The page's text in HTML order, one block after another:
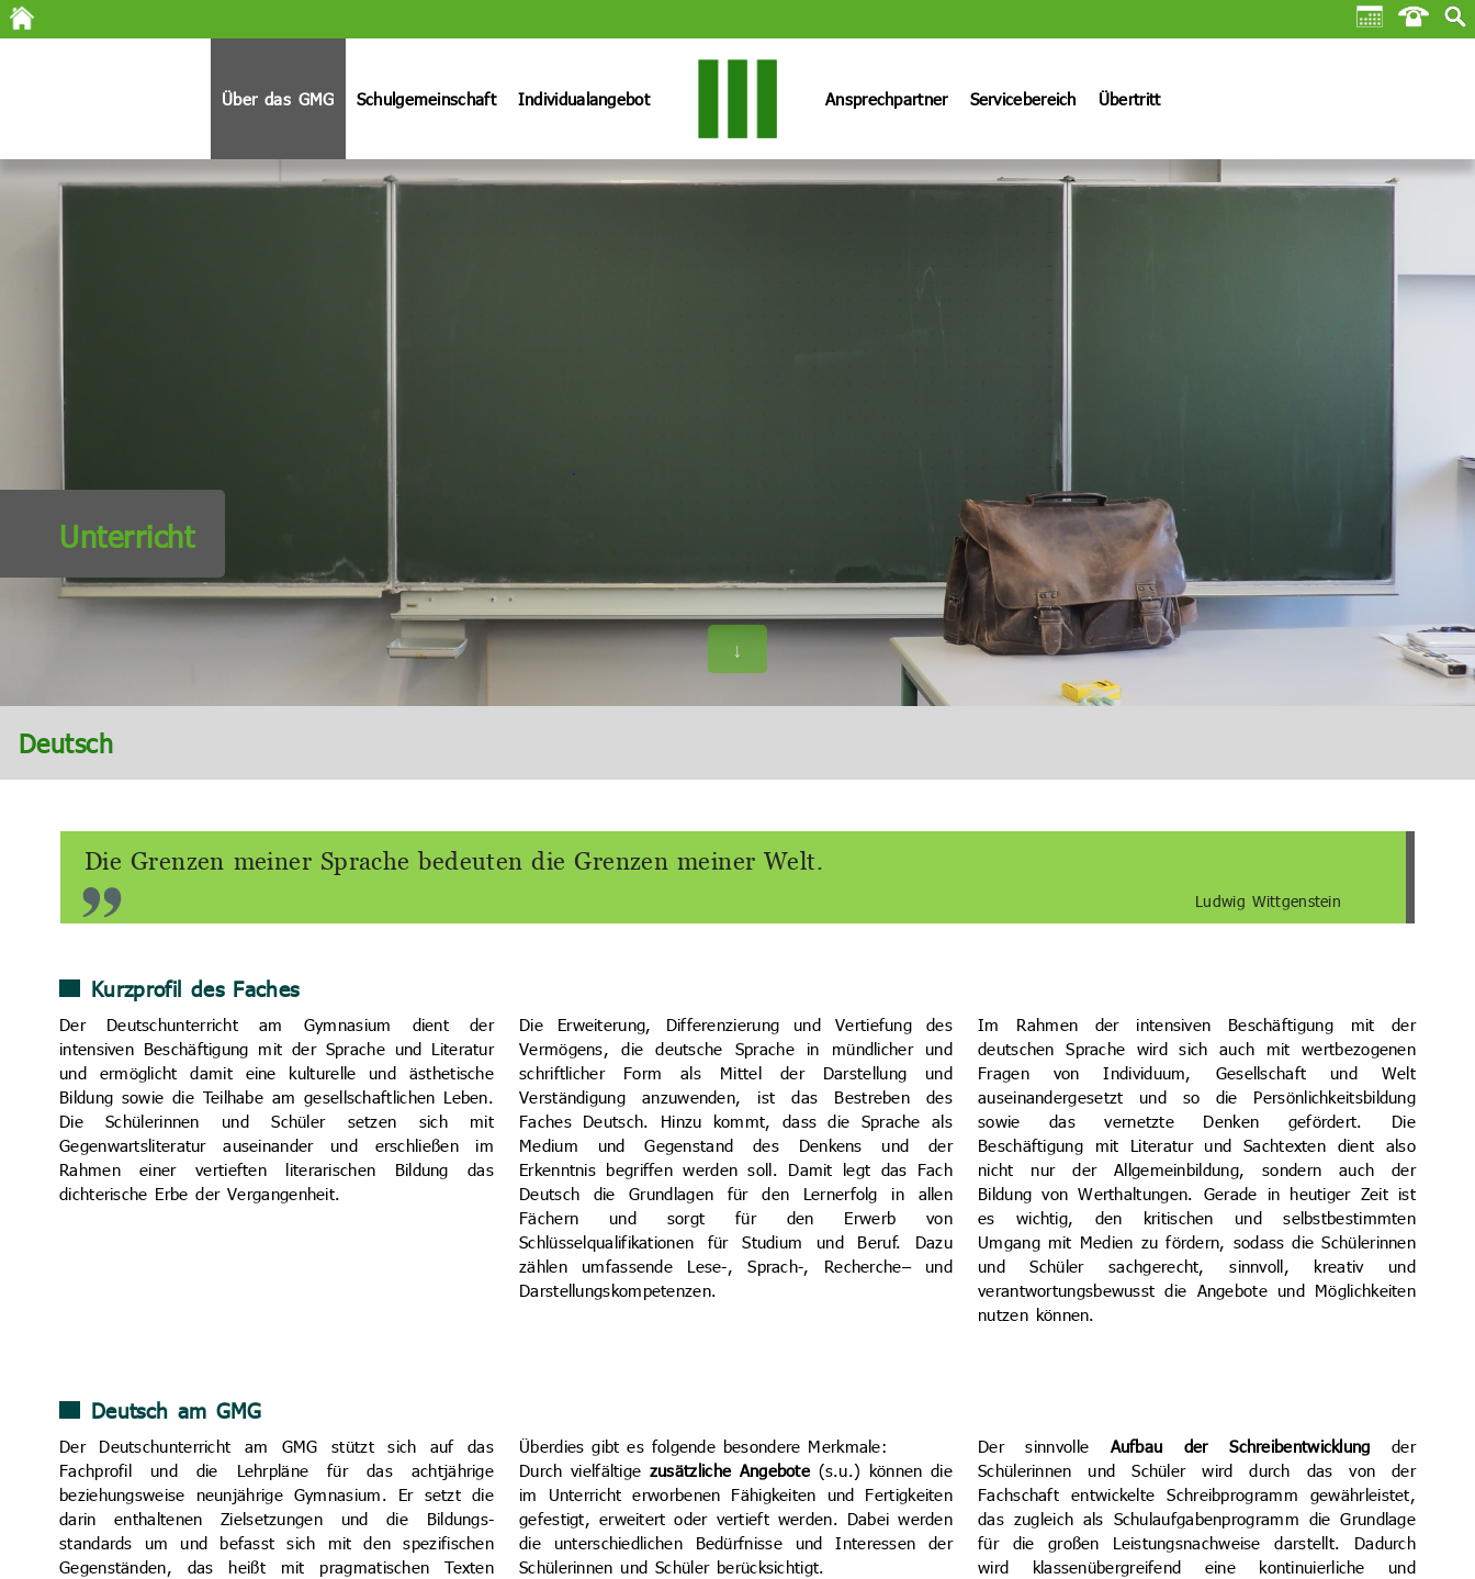
Über das GMG Schulgemeinschaft Individualangebot Ansprechpartner Servicebereich Übertritt
Unterricht
↓
Deutsch
Die Grenzen meiner Sprache bedeuten die Grenzen meiner Welt.
Ludwig Wittgenstein
Kurzprofil des Faches
Der Deutschunterricht am Gymnasium dient der
intensiven Beschäftigung mit der Sprache und Literatur
und ermöglicht damit eine kulturelle und ästhetische
Bildung sowie die Teilhabe am gesellschaftlichen Leben.
Die Schülerinnen und Schüler setzen sich mit
Gegenwartsliteratur auseinander und er­schließen im
Rahmen einer vertieften liter­arischen Bildung das
dichter­ische Erbe der Vergangen­heit.
Die Erweiterung, Differenzierung und Vertiefung des
Vermögens, die deutsche Sprache in mündlicher und
schriftlicher Form als Mittel der Darstellung und
Verständigung anzuwenden, ist das Bestreben des
Faches Deutsch. Hinzu kommt, dass die Sprache als
Medium und Gegenstand des Denkens und der
Erkenntnis begriffen werden soll. Damit legt das Fach
Deutsch die Grundlagen für den Lernerfolg in allen
Fächern und sorgt für den Erwerb von
Schlüsselqualifikationen für Studium und Beruf. Dazu
zählen umfassende Lese-, Sprach-, Recherche– und
Darstellungs­kompetenzen.
Im Rahmen der intensiven Beschäftigung mit der
deutschen Sprache wird sich auch mit wertbezogenen
Fragen von Individuum, Gesellschaft und Welt
auseinandergesetzt und so die Persönlichkeitsbildung
sowie das vernetzte Denken gefördert. Die
Beschäftigung mit Literatur und Sachtexten dient also
nicht nur der Allgemeinbildung, sondern auch der
Bildung von Werthaltungen. Gerade in heutiger Zeit ist
es wichtig, den kritischen und selbstbestimmten
Umgang mit Medien zu fördern, sodass die Schülerinnen
und Schüler sachgerecht, sinnvoll, kreativ und
verantwortungsbewusst die Angebote und Möglichkeiten
nutzen können.
Deutsch am GMG
Der Deutschunterricht am GMG stützt sich auf das
Fachprofil und die Lehrpläne für das achtjährige
beziehungsweise neunjährige Gymnasium. Er setzt die
darin enthaltenen Ziel­setzungen und die Bildungs­
standards um und befasst sich mit den spezifischen
Gegenständen, das heißt mit pragmatischen Texten
Überdies gibt es folgende besondere Merkmale:
Durch vielfältige zusätzliche Angebote(s.u.) können die
im Unterricht erworbenen Fähigkeiten und Fertigkeiten
gefestigt, erweitert oder vertieft werden. Dabei werden
die unterschiedlichen Bedürfnisse und Interessen der
Schülerinnen und Schüler berücksichtigt.
Der sinnvolle Aufbau der Schreib­entwicklung der
Schülerinnen und Schüler wird durch das von der
Fachschaft entwickelte Schreibprogramm gewährleistet,
das zugleich als Schulauf­gaben­programm die Grundlage
für die großen Leistungs­nachweise darstellt. Dadurch
wird klassen­übergreifend eine kontinuierliche und